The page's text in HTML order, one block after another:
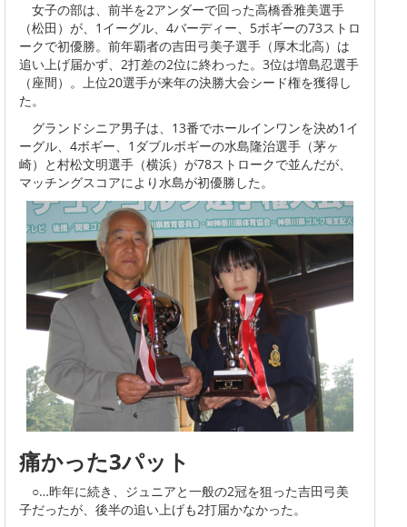
女子の部は、前半を2アンダーで回った高橋香雅美選手
（松田）が、1イーグル、4バーディー、5ボギーの73ストロ
ークで初優勝。前年覇者の吉田弓美子選手（厚木北高）は
追い上げ届かず、2打差の2位に終わった。3位は増島忍選手
（座間）。上位20選手が来年の決勝大会シード権を獲得し
た。
グランドシニア男子は、13番でホールインワンを決め1イ
ーグル、4ボギー、1ダブルボギーの水島隆治選手（茅ヶ
崎）と村松文明選手（横浜）が78ストロークで並んだが、
マッチングスコアにより水島が初優勝した。
痛かった3パット
○…昨年に続き、ジュニアと一般の2冠を狙った吉田弓美
子だったが、後半の追い上げも2打届かなかった。